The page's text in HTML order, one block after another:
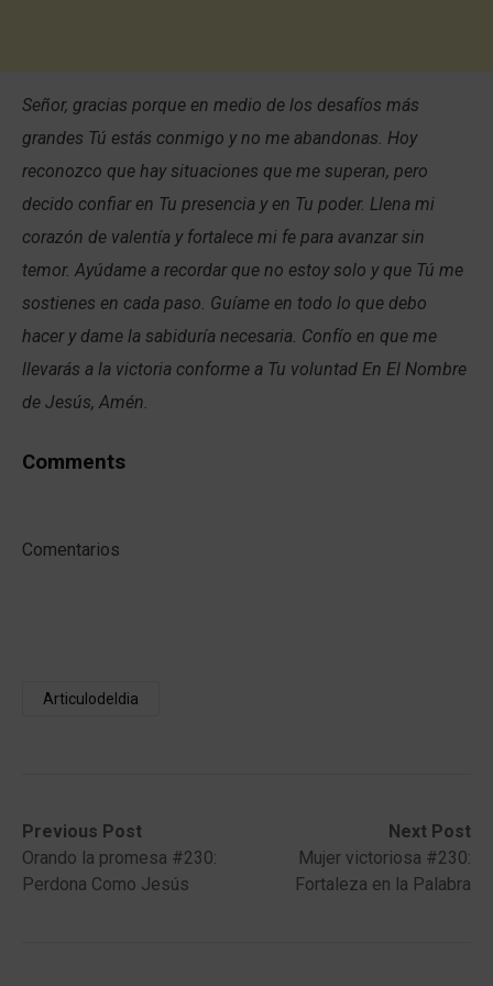
Señor, gracias porque en medio de los desafíos más
grandes Tú estás conmigo y no me abandonas. Hoy
reconozco que hay situaciones que me superan, pero
decido confiar en Tu presencia y en Tu poder. Llena mi
corazón de valentía y fortalece mi fe para avanzar sin
temor. Ayúdame a recordar que no estoy solo y que Tú me
sostienes en cada paso. Guíame en todo lo que debo
hacer y dame la sabiduría necesaria. Confío en que me
llevarás a la victoria conforme a Tu voluntad En El Nombre
de Jesús, Amén.
Comments
Comentarios
Articulodeldia
Post
navigation
Previous Post
Previous
post:Orando la promesa #230:
Perdona Como Jesús
Next Post
Next
post:
Mujer victoriosa #230:
Fortaleza en la Palabra